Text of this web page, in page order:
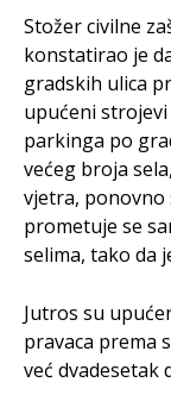
Stožer civilne
konstatirao je
gradskih ulica
upućeni
parkinga po
većeg broja
vjetra, ponovno
prometuje se
selima, tako da
Jutros su
pravaca prema
već dvadesetak